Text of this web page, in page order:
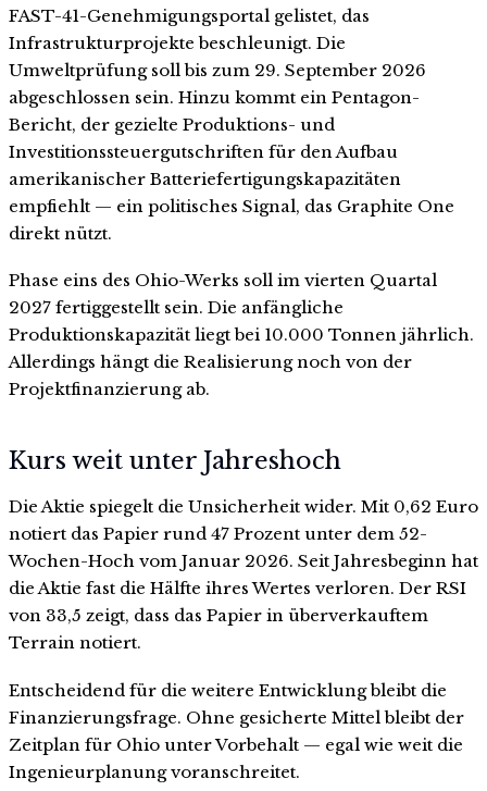
FAST-41-Genehmigungsportal gelistet, das
Infrastrukturprojekte beschleunigt. Die
Umweltprüfung soll bis zum 29. September 2026
abgeschlossen sein. Hinzu kommt ein Pentagon-
Bericht, der gezielte Produktions- und
Investitionssteuergutschriften für den Aufbau
amerikanischer Batteriefertigungskapazitäten
empfiehlt — ein politisches Signal, das Graphite One
direkt nützt.
Phase eins des Ohio-Werks soll im vierten Quartal
2027 fertiggestellt sein. Die anfängliche
Produktionskapazität liegt bei 10.000 Tonnen jährlich.
Allerdings hängt die Realisierung noch von der
Projektfinanzierung ab.
Kurs weit unter Jahreshoch
Die Aktie spiegelt die Unsicherheit wider. Mit 0,62 Euro
notiert das Papier rund 47 Prozent unter dem 52-
Wochen-Hoch vom Januar 2026. Seit Jahresbeginn hat
die Aktie fast die Hälfte ihres Wertes verloren. Der RSI
von 33,5 zeigt, dass das Papier in überverkauftem
Terrain notiert.
Entscheidend für die weitere Entwicklung bleibt die
Finanzierungsfrage. Ohne gesicherte Mittel bleibt der
Zeitplan für Ohio unter Vorbehalt — egal wie weit die
Ingenieurplanung voranschreitet.